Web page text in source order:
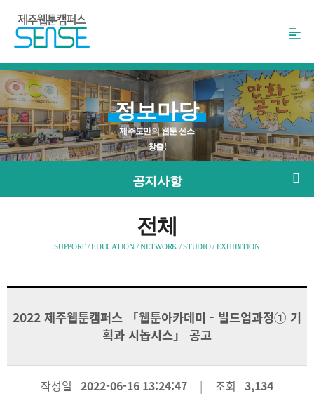
로
가
기
정보마당
제주도만의 웹툰 센스
창출!
공지사항
전체
SUPPORT / EDUCATION / NETWORK / STUDIO / EXHIBITION
2022 제주웹툰캠퍼스 「웹툰아카데미 - 빌드업과정① 기
획과 시놉시스」 공고
작성일 2022-06-16 13:24:47 조회 3,134